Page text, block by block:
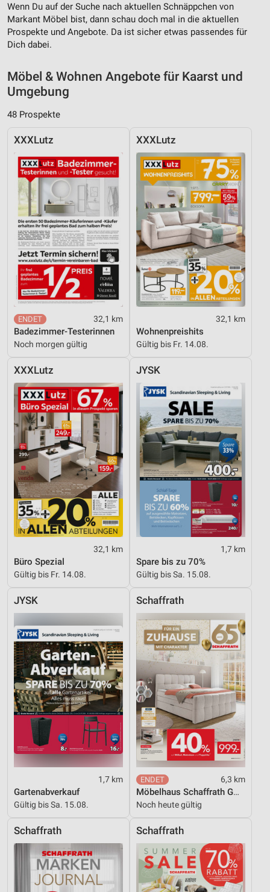
Wenn Du auf der Suche nach aktuellen Schnäppchen von
Markant Möbel bist, dann schau doch mal in die aktuellen
Prospekte und Angebote. Da ist sicher etwas passendes für
Dich dabei.
Möbel & Wohnen Angebote für Kaarst und
Umgebung
48 Prospekte
XXXLutz
32,1 km
Badezimmer-Testerinnen
Noch morgen gültig
XXXLutz
32,1 km
Wohnenpreishits
Gültig bis Fr. 14.08.
XXXLutz
32,1 km
Büro Spezial
Gültig bis Fr. 14.08.
JYSK
1,7 km
Spare bis zu 70%
Gültig bis Sa. 15.08.
JYSK
1,7 km
Gartenabverkauf
Gültig bis Sa. 15.08.
Schaffrath
6,3 km
Möbelhaus Schaffrath GmbH & Co. KG
Noch heute gültig
Schaffrath Schaffrath